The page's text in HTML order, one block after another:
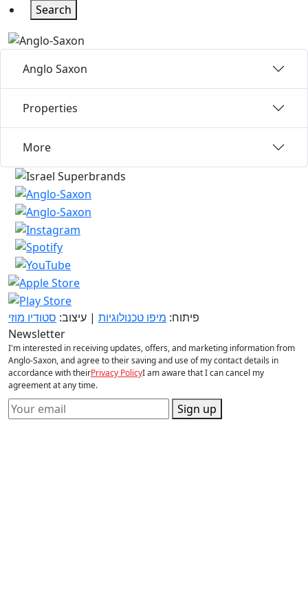
Search
Anglo Saxon
Properties
More
פיתוח: מיפו טכנולוגיות | עיצוב: סטודיו מוזי
Newsletter
I'm interested in receiving updates, offers, and marketing information from
Anglo-Saxon, and agree to their saving and use of my contact details in
accordance with theirPrivacy PolicyI am aware that I can cancel my
agreement at any time.
Sign up